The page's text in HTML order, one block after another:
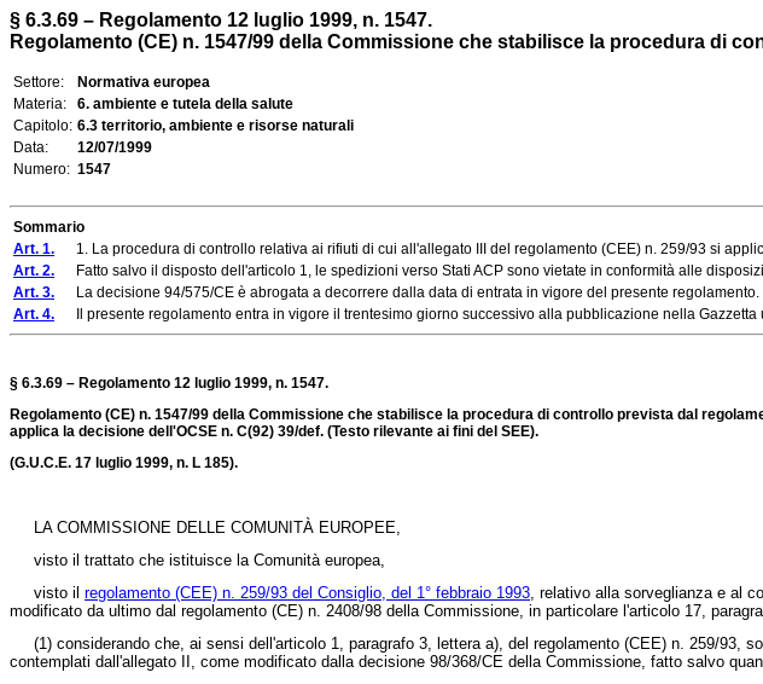
§ 6.3.69 – Regolamento 12 luglio 1999, n. 1547.
Regolamento (CE) n. 1547/99 della Commissione che stabilisce la procedura di
Settore:
Normativa europea
Materia:
6. ambiente e tutela della salute
Capitolo: 6.3 territorio, ambiente e risorse naturali
Data:
12/07/1999
Numero: 1547
Sommario
Art. 1. 1. La procedura di controllo relativa ai rifiuti di cui all'allegato III del regolamento (CEE) n. 259/93 si
Art. 2. Fatto salvo il disposto dell'articolo 1, le spedizioni verso Stati ACP sono vietate in conformità alle
Art. 3. La decisione 94/575/CE è abrogata a decorrere dalla data di entrata in vigore del presente regolamento.
Art. 4. Il presente regolamento entra in vigore il trentesimo giorno successivo alla pubblicazione nella Gazzetta
§ 6.3.69 – Regolamento 12 luglio 1999, n. 1547.
Regolamento (CE) n. 1547/99 della Commissione che stabilisce la procedura di controllo prevista dal
applica la decisione dell'OCSE n. C(92) 39/def. (Testo rilevante ai fini del SEE).
(G.U.C.E. 17 luglio 1999, n. L 185).
LA COMMISSIONE DELLE COMUNITÀ EUROPEE,
visto il trattato che istituisce la Comunità europea,
visto il regolamento (CEE) n. 259/93 del Consiglio, del 1° febbraio 1993, relativo alla sorveglianza e al
modificato da ultimo dal regolamento (CE) n. 2408/98 della Commissione, in particolare l'articolo 17,
(1) considerando che, ai sensi dell'articolo 1, paragrafo 3, lettera a), del regolamento (CEE) n. 259/93,
contemplati dall'allegato II, come modificato dalla decisione 98/368/CE della Commissione, fatto salvo